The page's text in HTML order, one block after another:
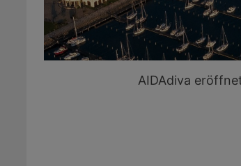
AIDAdiva